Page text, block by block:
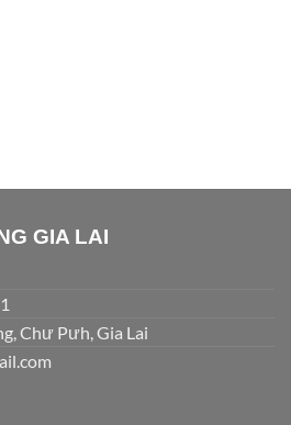
GIA LAI
Chư Pưh, Gia Lai